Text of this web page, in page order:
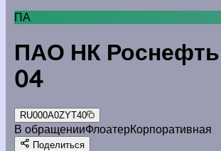
ПА
ПАО НК Роснефть
04
RU000A0ZYT40
В обращенииФлоатерКорпоративная
Поделиться